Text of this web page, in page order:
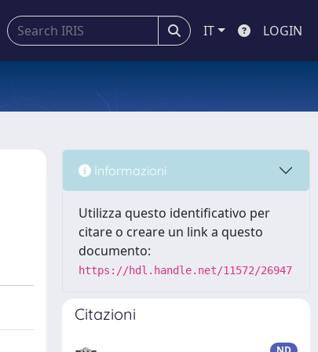
IT LOGIN
Informazioni
Utilizza questo identificativo per
citare o creare un link a questo
documento:
https://hdl.handle.net/11572/26947
Citazioni